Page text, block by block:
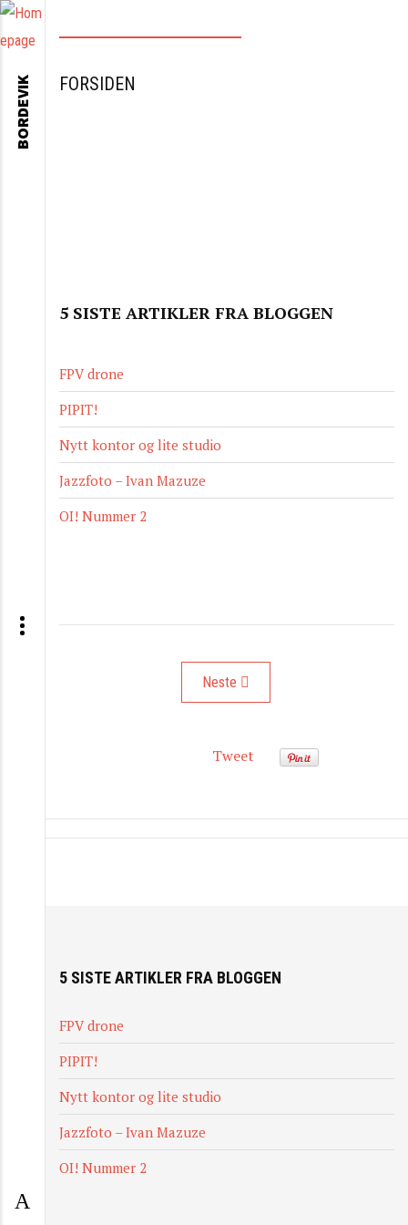
FORSIDEN
5 SISTE ARTIKLER FRA BLOGGEN
FPV drone
PIPIT!
Nytt kontor og lite studio
Jazzfoto – Ivan Mazuze
OI! Nummer 2
Neste artikkel: Minimennesker på
Neste
Tweet
5 SISTE ARTIKLER FRA BLOGGEN
FPV drone
PIPIT!
Nytt kontor og lite studio
Jazzfoto – Ivan Mazuze
OI! Nummer 2
BORDEVIK